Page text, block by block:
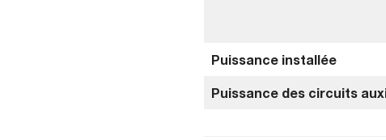
Puissance installée
Puissance des circuits